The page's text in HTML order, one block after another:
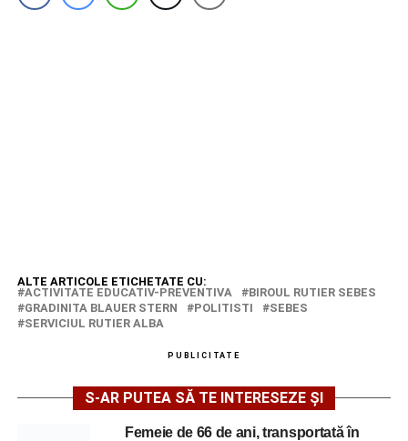
ALTE ARTICOLE ETICHETATE CU:
ACTIVITATE EDUCATIV-PREVENTIVA
BIROUL RUTIER SEBES
GRADINITA BLAUER STERN
POLITISTI
SEBES
SERVICIUL RUTIER ALBA
PUBLICITATE
S-AR PUTEA SĂ TE INTERESEZE ȘI
Femeie de 66 de ani, transportată în